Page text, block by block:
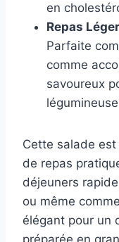
en
Repas
Parfaite
comme
savoureux
Cette salade
de repas
déjeuners
ou même
élégant pour un